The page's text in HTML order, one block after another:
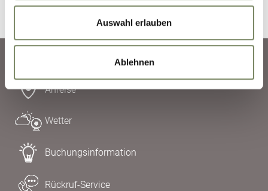
Auswahl erlauben
Ablehnen
Anreise
Wetter
Buchungsinformation
Rückruf-Service